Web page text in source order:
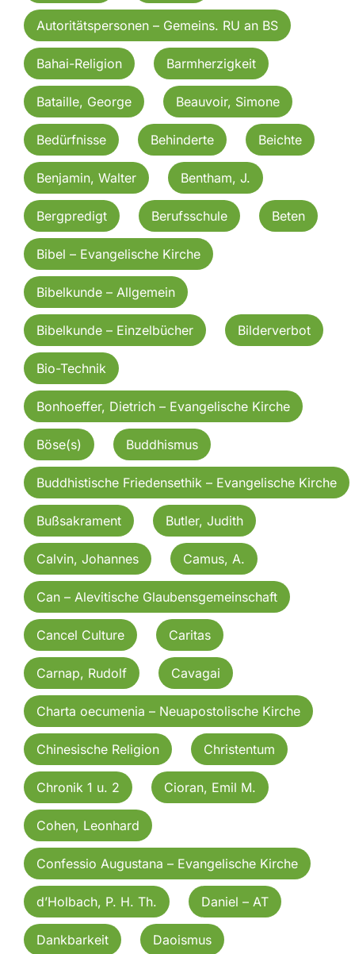
Autoritätspersonen – Gemeins. RU an BS
Bahai-Religion Barmherzigkeit
Bataille, George Beauvoir, Simone
Bedürfnisse Behinderte Beichte
Benjamin, Walter Bentham, J.
Bergpredigt Berufsschule Beten
Bibel – Evangelische Kirche
Bibelkunde – Allgemein
Bibelkunde – Einzelbücher Bilderverbot
Bio-Technik
Bonhoeffer, Dietrich – Evangelische Kirche
Böse(s) Buddhismus
Buddhistische Friedensethik – Evangelische Kirche
Bußsakrament Butler, Judith
Calvin, Johannes Camus, A.
Can – Alevitische Glaubensgemeinschaft
Cancel Culture Caritas
Carnap, Rudolf Cavagai
Charta oecumenia – Neuapostolische Kirche
Chinesische Religion Christentum
Chronik 1 u. 2 Cioran, Emil M.
Cohen, Leonhard
Confessio Augustana – Evangelische Kirche
d’Holbach, P. H. Th. Daniel – AT
Dankbarkeit Daoismus